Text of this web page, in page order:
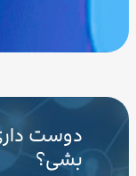
دوست
بشی؟